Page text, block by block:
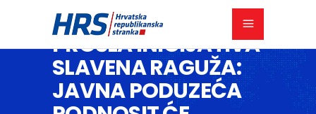
PROŠLA INICIJATIVA
SLAVENA RAGUŽA:
JAVNA PODUZEĆA